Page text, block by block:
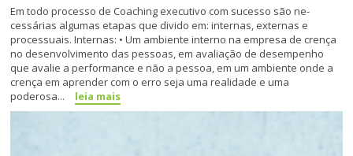
Em todo processo de Coaching executivo com sucesso são ne­
cessárias algumas etapas que divido em: internas, externas e
processuais. Internas: • Um ambiente interno na empresa de crença
no desenvol­vimento das pessoas, em avalia­ção de desempenho
que avalie a performance e não a pessoa, em um ambiente onde a
crença em aprender com o erro seja uma re­alidade e uma
poderosa...
leia mais